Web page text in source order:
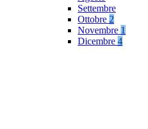
Settembre
Ottobre 2
Novembre 1
Dicembre 4